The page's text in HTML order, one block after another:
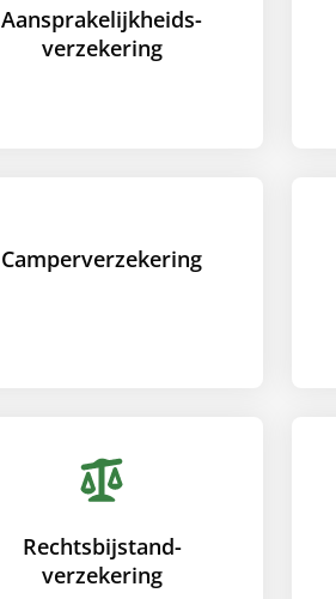
Aansprakelijkheids­
verzekering
Camper­verzekering
Rechtsbijstand­
verzekering